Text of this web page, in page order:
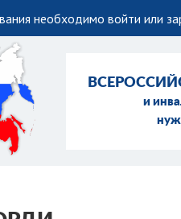
необходимо войти или
и